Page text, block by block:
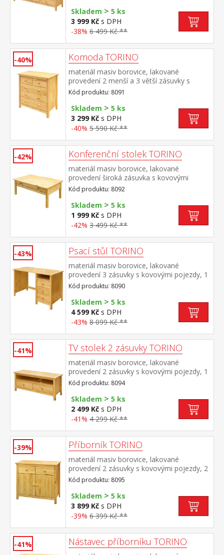
Skladem > 5 ks
3 999 Kč s DPH
-38% 6 499 Kč **
-40% Komoda TORINO
materiál masiv borovice, lakované
provedení 2 menší a 3 větší zásuvky s
kovovými pojezdy
Kód produktu: 8091
Skladem > 5 ks
3 299 Kč s DPH
-40% 5 590 Kč **
-42% Konferenční stolek TORINO
materiál masiv borovice, lakované
provedení široká zásuvka s kovovými
pojezdy
Kód produktu: 8092
Skladem > 5 ks
1 999 Kč s DPH
-42% 3 499 Kč **
-43% Psací stůl TORINO
materiál masiv borovice, lakované
provedení 3 zásuvky s kovovými pojezdy, 1
police výsuv není součástí dodávky ke stolu
je možno dokoupit výsuvnou desku na
klávesnici 8840
Kód produktu: 8090
Skladem > 5 ks
4 599 Kč s DPH
-43% 8 099 Kč **
-41% TV stolek 2 zásuvky TORINO
materiál masiv borovice, lakované
provedení 2 zásuvky s kovovými pojezdy, 1
police
Kód produktu: 8094
Skladem > 5 ks
2 499 Kč s DPH
-41% 4 299 Kč **
-39% Příborník TORINO
materiál masiv borovice, lakované
provedení 2 zásuvky s kovovými pojezdy, 2
plné dveře, 1 police vhodný doplněk
nástavec 8096
Kód produktu: 8095
Skladem > 5 ks
3 899 Kč s DPH
-39% 6 399 Kč **
-41% Nástavec příborníku TORINO